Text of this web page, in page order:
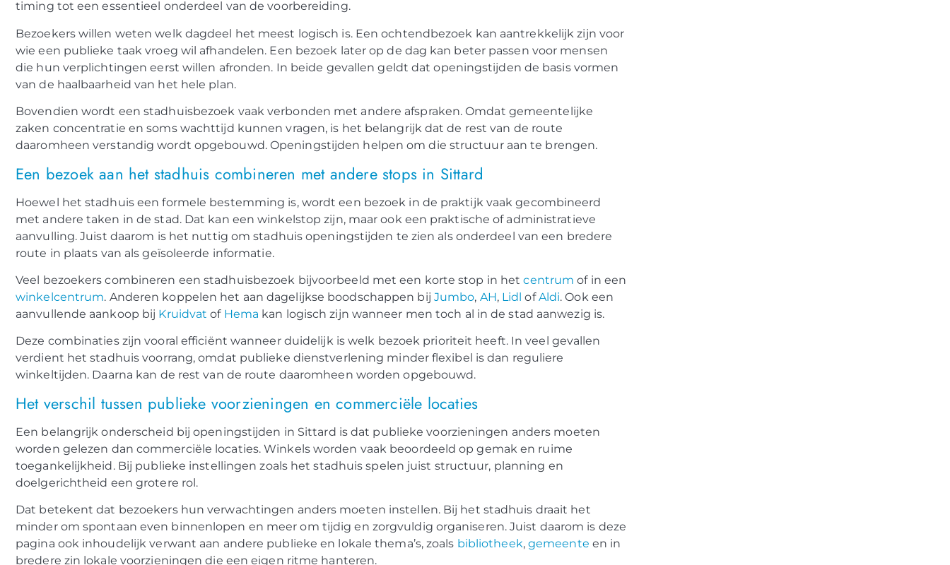
timing tot een essentieel onderdeel van de voorbereiding.
Bezoekers willen weten welk dagdeel het meest logisch is. Een ochtendbezoek kan aantrekkelijk zijn voor
wie een publieke taak vroeg wil afhandelen. Een bezoek later op de dag kan beter passen voor mensen
die hun verplichtingen eerst willen afronden. In beide gevallen geldt dat openingstijden de basis vormen
van de haalbaarheid van het hele plan.
Bovendien wordt een stadhuisbezoek vaak verbonden met andere afspraken. Omdat gemeentelijke
zaken concentratie en soms wachttijd kunnen vragen, is het belangrijk dat de rest van de route
daaromheen verstandig wordt opgebouwd. Openingstijden helpen om die structuur aan te brengen.
Een bezoek aan het stadhuis combineren met andere stops in Sittard
Hoewel het stadhuis een formele bestemming is, wordt een bezoek in de praktijk vaak gecombineerd
met andere taken in de stad. Dat kan een winkelstop zijn, maar ook een praktische of administratieve
aanvulling. Juist daarom is het nuttig om stadhuis openingstijden te zien als onderdeel van een bredere
route in plaats van als geïsoleerde informatie.
Veel bezoekers combineren een stadhuisbezoek bijvoorbeeld met een korte stop in hetcentrum of in een
winkelcentrum. Anderen koppelen het aan dagelijkse boodschappen bij Jumbo, AH, Lidl ofAldi. Ook een
aanvullende aankoop bij Kruidvat of Hema kan logisch zijn wanneer men toch al in de stad aanwezig is.
Deze combinaties zijn vooral efficiënt wanneer duidelijk is welk bezoek prioriteit heeft. In veel gevallen
verdient het stadhuis voorrang, omdat publieke dienstverlening minder flexibel is dan reguliere
winkeltijden. Daarna kan de rest van de route daaromheen worden opgebouwd.
Het verschil tussen publieke voorzieningen en commerciële locaties
Een belangrijk onderscheid bij openingstijden in Sittard is dat publieke voorzieningen anders moeten
worden gelezen dan commerciële locaties. Winkels worden vaak beoordeeld op gemak en ruime
toegankelijkheid. Bij publieke instellingen zoals het stadhuis spelen juist structuur, planning en
doelgerichtheid een grotere rol.
Dat betekent dat bezoekers hun verwachtingen anders moeten instellen. Bij het stadhuis draait het
minder om spontaan even binnenlopen en meer om tijdig en zorgvuldig organiseren. Juist daarom is deze
pagina ook inhoudelijk verwant aan andere publieke en lokale thema’s, zoals bibliotheek, gemeente en in
bredere zin lokale voorzieningen die een eigen ritme hanteren.